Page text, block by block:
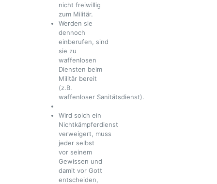
nicht freiwillig
zum Militär.
Werden sie
dennoch
einberufen, sind
sie zu
waffenlosen
Diensten beim
Militär bereit
(z.B.
waffenloser Sanitätsdienst).
Wird solch ein
Nichtkämpferdienst
verweigert, muss
jeder selbst
vor seinem
Gewissen und
damit vor Gott
entscheiden,